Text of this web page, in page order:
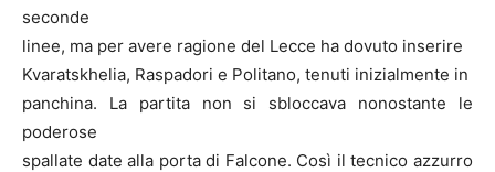
seconde
linee, ma per avere ragione del Lecce ha dovuto inserire
Kvaratskhelia, Raspadori e Politano, tenuti inizialmente in
panchina. La partita non si sbloccava nonostante le
poderose
spallate date alla porta di Falcone. Così il tecnico azzurro